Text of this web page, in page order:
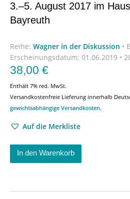
3.–5. August 2017 im
Bayreuth
Reihe: Wagner in der Diskussion •
Erscheinungsdatum: 01.06.2019 •
38,00 €
Enthält 7% red. MwSt.
Versandkostenfreie Lieferung innerhalb
gewichtsabhängige Versandkosten.
Auf die Merkliste
In den Warenkorb